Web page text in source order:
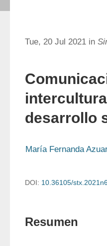
Tue, 20 Jul 2021 in
desarrollo
María Fernanda
DOI: 10.36105/
Resumen